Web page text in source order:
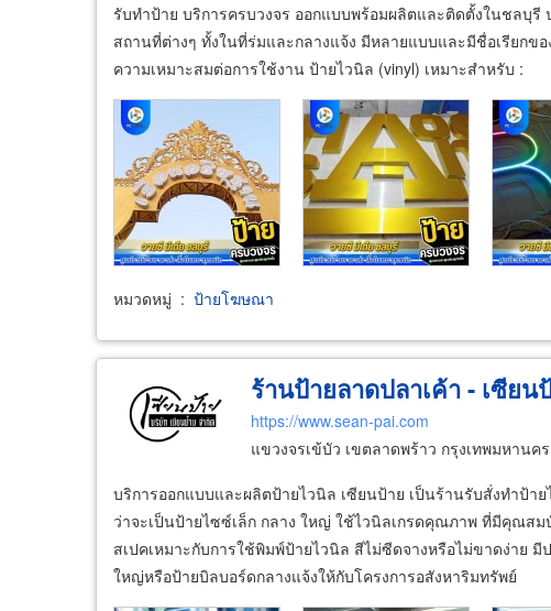
รับทำป้าย บริการครบวงจร ออกแบบพร้อมผลิตและติดตั้งในชลบุ
สถานที่ต่างๆ ทั้งในที่ร่มและกลางแจ้ง มีหลายแบบและมีชื่อเรียกข
ความเหมาะสมต่อการใช้งาน ป้ายไวนิล (vinyl) เหมาะสำหรับ :
หมวดหมู่ : ป้ายโฆษณา
ร้านป้ายลาดปลาเค้า - เซียน
https://www.sean-pai.com
แขวงจรเข้บัว เขตลาดพร้าว กรุงเทพมหานค
บริการออกแบบและผลิตป้ายไวนิล เซียนป้าย เป็นร้านรับสั่งทำป้
ว่าจะเป็นป้ายไซซ์เล็ก กลาง ใหญ่ ใช้ไวนิลเกรดคุณภาพ ที่มีคุณ
สเปคเหมาะกับการใช้พิมพ์ป้ายไวนิล สีไม่ซีดจางหรือไม่ขาดง่าย
ใหญ่หรือป้ายบิลบอร์ดกลางแจ้งให้กับโครงการอสังหาริมทรัพย์